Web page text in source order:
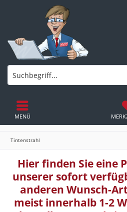
MENÜ
Tintenstrahl
Hier finden Sie eine
unserer sofort
anderen Wunsch-
meist innerhalb 1-2